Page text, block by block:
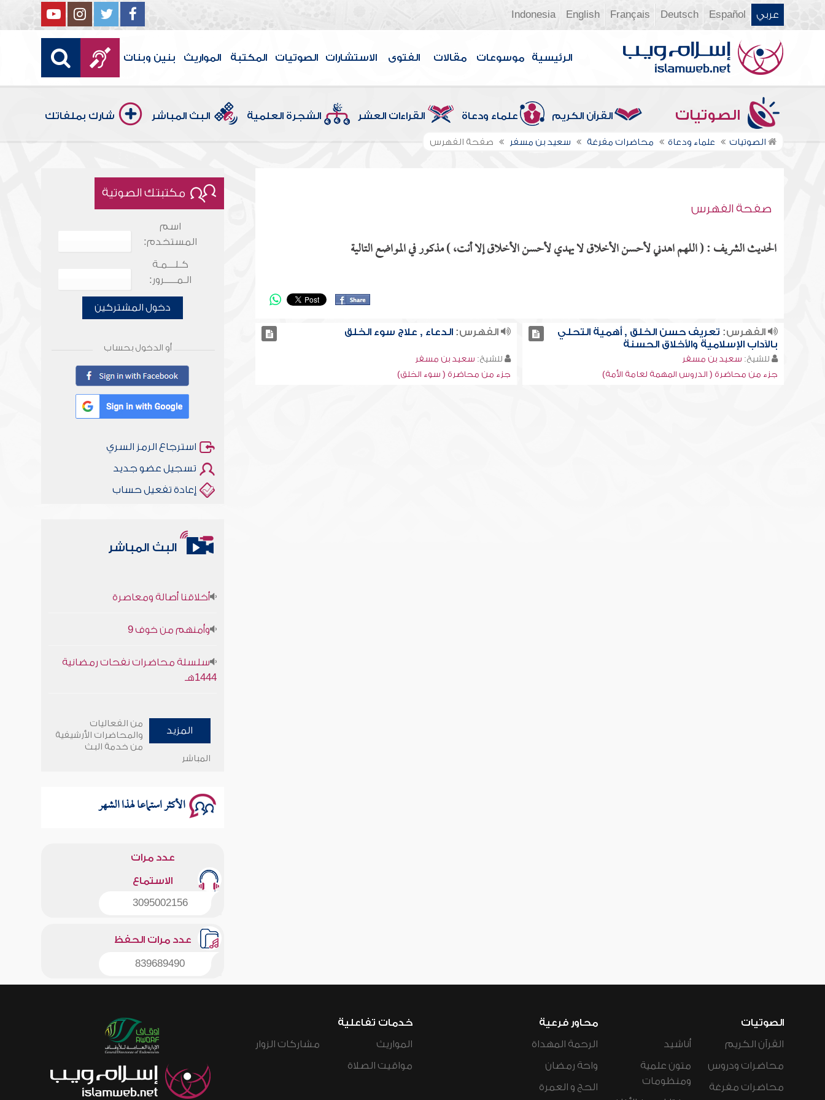
عربي Español
Deutsch
Français
English
Indonesia
الرئيسية موسوعات مقالات الفتوى الاستشارات الصوتيات المكتبة المواريث بنين وبنات
الصوتيات القرآن الكريم علماء ودعاة القراءات العشر الشجرة العلمية البث المباشر شارك بملفاتك
الصوتيات علماء ودعاة محاضرات مفرغة سعيد بن مسفر صفحة الفهرس
صفحة الفهرس
الحديث الشريف : ( اللهم اهدني لأحسن الأخلاق لا يهدي لأحسن الأخلاق إلا أنت، ) مذكور في المواضع التالية
الفهرس: تعريف حسن الخلق , أهمية التحلي
بالآداب الإسلامية والأخلاق الحسنة
للشيخ: سعيد بن مسفر
جزء من محاضرة ( الدروس المهمة لعامة الأمة)
الفهرس: الدعاء , علاج سوء الخلق
للشيخ: سعيد بن مسفر
جزء من محاضرة ( سوء الخلق)
مكتبتك الصوتية
اسم
المستخدم:
كـلـــمـة
الـمـــــرور:
دخول المشتركين
أو الدخول بحساب
استرجاع الرمز السري
تسجيل عضو جديد
إعادة تفعيل حساب
البث المباشر
1444هـ
وأمنهم من خوف 9
المزيد
من الفعاليات
والمحاضرات الأرشيفية
من خدمة البث
المباشر
الأكثر استماعا لهذا الشهر
عدد مرات
الاستماع
3095002156
عدد مرات الحفظ
839689490
الصوتيات
القرآن الكريم
محاضرات ودروس
محاضرات مفرغة
أناشيد
متون علمية
ومنظومات
محاور فرعية
الرحمة المهداة
واحة رمضان
الحج و العمرة
خدمات تفاعلية
المواريث
مواقيت الصلاة
مشاركات الزوار